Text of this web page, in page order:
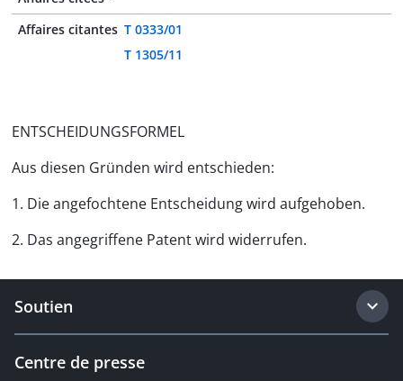
Affaires citantes T 0333/01
T 1305/11
ENTSCHEIDUNGSFORMEL
Aus diesen Gründen wird entschieden:
1. Die angefochtene Entscheidung wird aufgehoben.
2. Das angegriffene Patent wird widerrufen.
Soutien
Centre de presse